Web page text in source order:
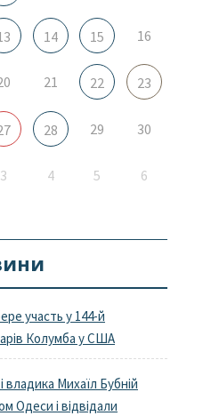
14 15 16
21 22 23
28 29 30
3 4 5 6
участь у 144-й
Колумба у США
Михаїл Бубній
Одеси і відвідали